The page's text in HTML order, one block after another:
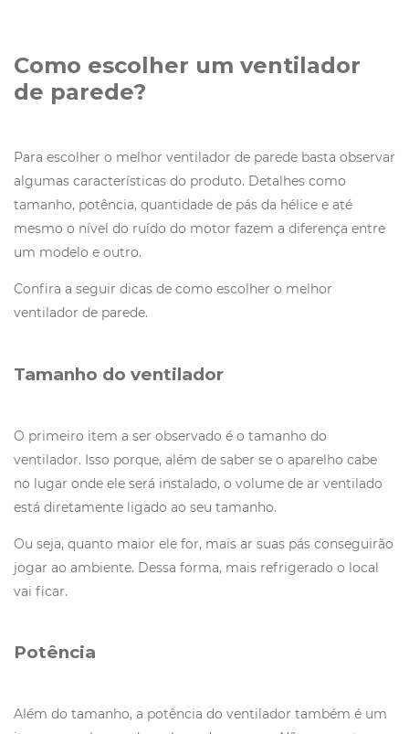
Como escolher um ventilador
de parede?
Para escolher o melhor ventilador de parede basta observar
algumas características do produto. Detalhes como
tamanho, potência, quantidade de pás da hélice e até
mesmo o nível do ruído do motor fazem a diferença entre
um modelo e outro.
Confira a seguir dicas de como escolher o melhor
ventilador de parede.
Tamanho do ventilador
O primeiro item a ser observado é o tamanho do
ventilador. Isso porque, além de saber se o aparelho cabe
no lugar onde ele será instalado, o volume de ar ventilado
está diretamente ligado ao seu tamanho.
Ou seja, quanto maior ele for, mais ar suas pás conseguirão
jogar ao ambiente. Dessa forma, mais refrigerado o local
vai ficar.
Potência
Além do tamanho, a potência do ventilador também é um